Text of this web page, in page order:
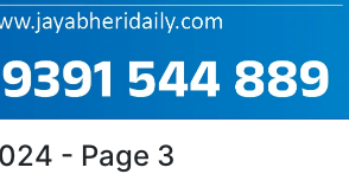
- Page 3